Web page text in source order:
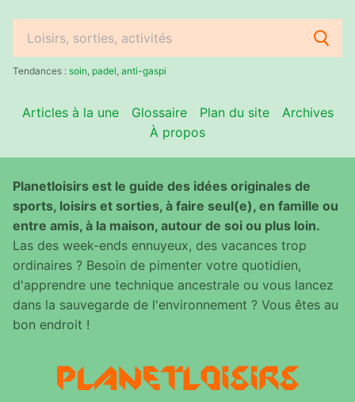
Rechercher
:Tendances : soin padel anti-gaspi
Articles à la une Glossaire Plan du site
Archives
À propos
Planetloisirs est le guide des idées originales de
sports, loisirs et sorties, à faire seul(e), en famille ou
entre amis, à la maison, autour de soi ou plus loin.
Las des week-ends ennuyeux, des vacances trop
ordinaires ? Besoin de pimenter votre quotidien,
d'apprendre une technique ancestrale ou vous lancez
dans la sauvegarde de l'environnement ? Vous êtes au
bon endroit !